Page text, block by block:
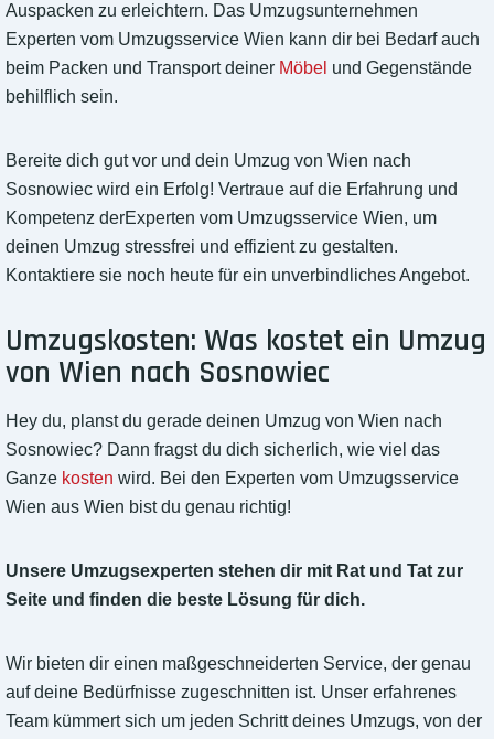
Auspacken zu erleichtern. Das Umzugsunternehmen
Experten vom Umzugsservice Wien kann dir bei Bedarf auch
beim Packen und Transport deiner Möbel und Gegenstände
behilflich sein.
Bereite dich gut vor und dein Umzug von Wien nach
Sosnowiec wird ein Erfolg! Vertraue auf die Erfahrung und
Kompetenz derExperten vom Umzugsservice Wien, um
deinen Umzug stressfrei und effizient zu gestalten.
Kontaktiere sie noch heute für ein unverbindliches Angebot.
Umzugskosten: Was kostet ein Umzug
von Wien nach Sosnowiec
Hey du, planst du gerade deinen Umzug von Wien nach
Sosnowiec? Dann fragst du dich sicherlich, wie viel das
Ganze kosten wird. Bei den Experten vom Umzugsservice
Wien aus Wien bist du genau richtig!
Unsere Umzugsexperten stehen dir mit Rat und Tat zur
Seite und finden die beste Lösung für dich.
Wir bieten dir einen maßgeschneiderten Service, der genau
auf deine Bedürfnisse zugeschnitten ist. Unser erfahrenes
Team kümmert sich um jeden Schritt deines Umzugs, von der